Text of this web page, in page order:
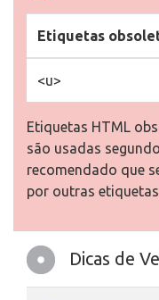
Etiquetas
<u>
Etiquetas HTML
são usadas
recomendado que
por outras
Dicas de